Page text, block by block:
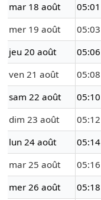
mar 18 août
05:01
mer 19 août
05:03
jeu 20 août
05:06
ven 21 août
05:08
sam 22 août
05:10
dim 23 août
05:12
lun 24 août
05:14
mar 25 août
05:16
mer 26 août
05:18